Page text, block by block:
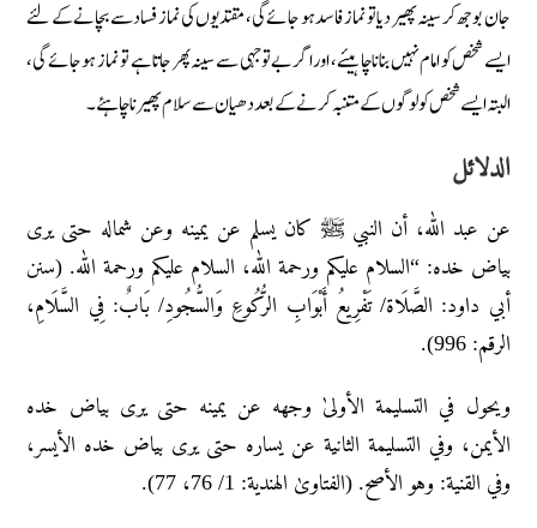
جان بوجھ کر سینہ پھیر دیا تو نماز فاسد ہو جائے گی، مقتدیوں کی نماز فساد سے بچانے کے لئے
ایسے شخص کو امام نہیں بنانا چاہیئے، اور اگر بے توجہی سے سینہ پھر جاتا ہے تو نماز ہو جائے گی،
البتہ ایسے شخص کو لوگوں کے متنبہ کرنے کے بعد دھیان سے سلام پھیرنا چاہئے۔
الدلائل
عن عبد الله، أن النبي ﷺ كان يسلم عن يمينه وعن شماله حتى يرى
بياض خده: “السلام عليكم ورحمة الله، السلام عليكم ورحمة الله. (سنن
أبي داود: الصَّلَاة/ تَفْرِيعُ أَبْوَابِ الرُّكُوعِ وَالسُّجُودِ/ بَابٌ: فِي السَّلَامِ،
الرقم: 996).
ویحول في التسلیمة الأولیٰ وجهه عن یمینه حتی یری بیاض خدہ
الأیمن، وفي التسلیمة الثانیة عن یسارہ حتی یری بیاض خدہ الأیسر،
وفي القنیة: وهو الأصح. (الفتاویٰ الهندیة: 1/ 76، 77).